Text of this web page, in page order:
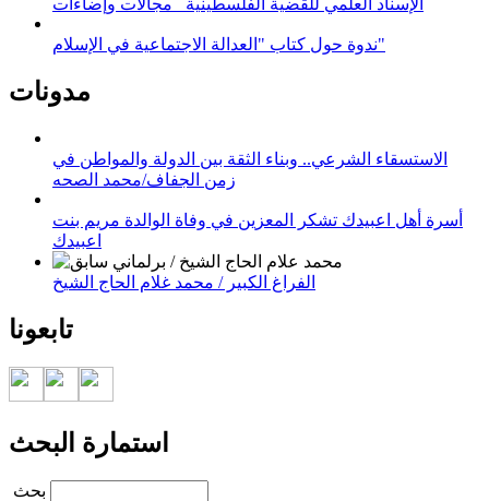
الإسناد العلمي للقضية الفلسطينية_ مجالات وإضاءات
ندوة حول كتاب "العدالة الاجتماعية في الإسلام"
مدونات
الاستسقاء الشرعي.. وبناء الثقة بين الدولة والمواطن في
زمن الجفاف/محمد الصحه
أسرة أهل اعبيدك تشكر المعزين في وفاة الوالدة مريم بنت
اعبيدك
الفراغ الكبير / محمد غلام الحاج الشيخ
تابعونا
استمارة البحث
‏بحث ‏